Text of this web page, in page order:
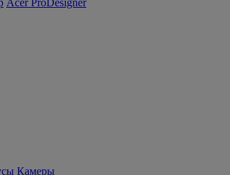
Acer ProDesigner
Камеры